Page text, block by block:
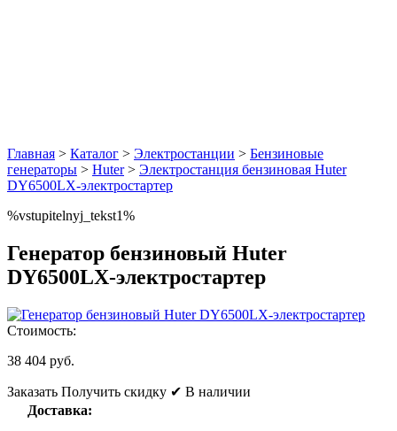
Главная > Каталог > Электростанции > Бензиновые
генераторы > Huter> Электростанция бензиновая Huter
DY6500LХ-электростартер
%vstupitelnyj_tekst1%
Генератор бензиновый Huter
DY6500LХ-электростартер
Стоимость:
38 404 руб.
Заказать Получить скидку ✔ В наличии
Доставка: